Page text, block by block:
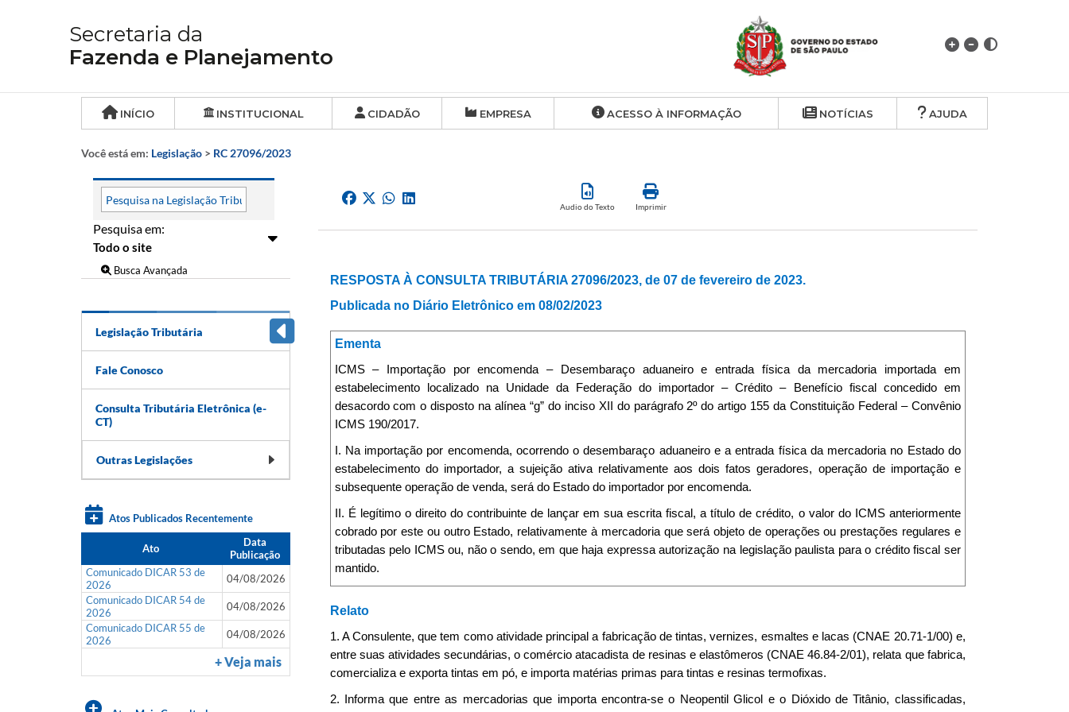
Secretaria da
Fazenda e Planejamento
INÍCIO INSTITUCIONAL CIDADÃO EMPRESA ACESSO À INFORMAÇÃO NOTÍCIAS AJUDA
Você está em: Legislação > RC 27096/2023
Pesquisa em:
Busca Avançada
Legislação Tributária
Fale Conosco
Consulta Tributária Eletrônica (e-
CT)
Outras Legislações
Atos Publicados Recentemente
Ato
Data
Publicação
Comunicado DICAR 53 de
2026
04/08/2026
Comunicado DICAR 54 de
2026
04/08/2026
Comunicado DICAR 55 de
2026
04/08/2026
+ Veja mais
Audio do Texto Imprimir
RESPOSTA À CONSULTA TRIBUTÁRIA 27096/2023, de 07 de fevereiro de 2023.
Publicada no Diário Eletrônico em 08/02/2023
Ementa
ICMS – Importação por encomenda – Desembaraço aduaneiro e entrada física da mercadoria importada em
estabelecimento localizado na Unidade da Federação do importador – Crédito – Benefício fiscal concedido em
desacordo com o disposto na alínea “g” do inciso XII do parágrafo 2º do artigo 155 da Constituição Federal – Convênio
ICMS 190/2017.
I. Na importação por encomenda, ocorrendo o desembaraço aduaneiro e a entrada física da mercadoria no Estado do
estabelecimento do importador, a sujeição ativa relativamente aos dois fatos geradores, operação de importação e
subsequente operação de venda, será do Estado do importador por encomenda.
II. É legítimo o direito do contribuinte de lançar em sua escrita fiscal, a título de crédito, o valor do ICMS anteriormente
cobrado por este ou outro Estado, relativamente à mercadoria que será objeto de operações ou prestações regulares e
tributadas pelo ICMS ou, não o sendo, em que haja expressa autorização na legislação paulista para o crédito fiscal ser
mantido.
Relato
1. A Consulente, que tem como atividade principal a fabricação de tintas, vernizes, esmaltes e lacas (CNAE 20.71-1/00) e,
entre suas atividades secundárias, o comércio atacadista de resinas e elastômeros (CNAE 46.84-2/01), relata que fabrica,
comercializa e exporta tintas em pó, e importa matérias primas para tintas e resinas termofixas.
2. Informa que entre as mercadorias que importa encontra-se o Neopentil Glicol e o Dióxido de Titânio, classificadas,